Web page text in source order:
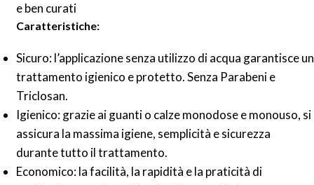
e ben curati
Caratteristiche:
Sicuro: l’applicazione senza utilizzo di acqua garantisce un
trattamento igienico e protetto. Senza Parabeni e
Triclosan.
Igienico: grazie ai guanti o calze monodose e monouso, si
assicura la massima igiene, semplicità e sicurezza
durante tutto il trattamento.
Economico: la facilità, la rapidità e la praticità di